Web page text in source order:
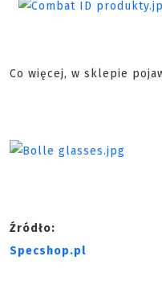
Co więcej, w sklepie
Źródło:
Specshop.pl